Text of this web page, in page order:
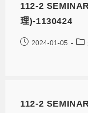
112-2
理)-1130424
2024-01-05
112-2